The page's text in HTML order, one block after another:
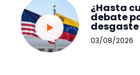
¿Hasta
debate
03/08/2026